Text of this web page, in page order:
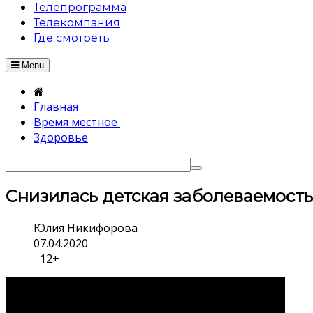
Телепрограмма
Телекомпания
Где смотреть
Menu
Главная
Время местное
Здоровье
Снизилась детская заболеваемость
Юлия Никифорова
07.04.2020
12+